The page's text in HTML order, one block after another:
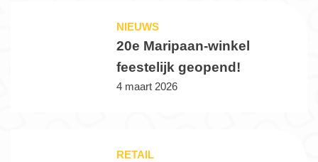
NIEUWS
20e Maripaan-winkel
feestelijk geopend!
4 maart 2026
RETAIL